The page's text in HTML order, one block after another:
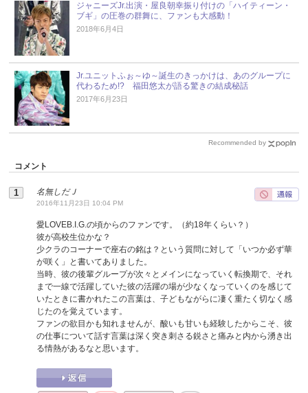
ジャニーズJr.出演・屋良朝幸振り付けの「ハイティーン・
ブギ」の圧巻の群舞に、ファンも大感動！
2018年6月4日
Jr.ユニットふぉ～ゆ～誕生のきっかけは、あのグループに
代わるため!? 福田悠太が語る驚きの結成秘話
2017年6月23日
Recommended by
コメント
名無しだＪ
2016年11月23日 10:04 PM
愛LOVEB.I.G.の頃からのファンです。（約18年くらい？）
彼が高校生位かな？
少クラのコーナーで座右の銘は？という質問に対して「いつか必ず華
が咲く」と書いてありました。
当時、彼の後輩グループが次々とメインになっていく転換期で、それ
まで一線で活躍していた彼の活躍の場が少なくなっていくのを感じて
いたときに書かれたこの言葉は、子どもながらに凄く重たく切なく感
じたのを覚えています。
ファンの欲目かも知れませんが、酸いも甘いも経験したからこそ、彼
の仕事について話す言葉は深く突き刺さる鋭さと痛みと内から湧き出
る情熱があるなと思います。